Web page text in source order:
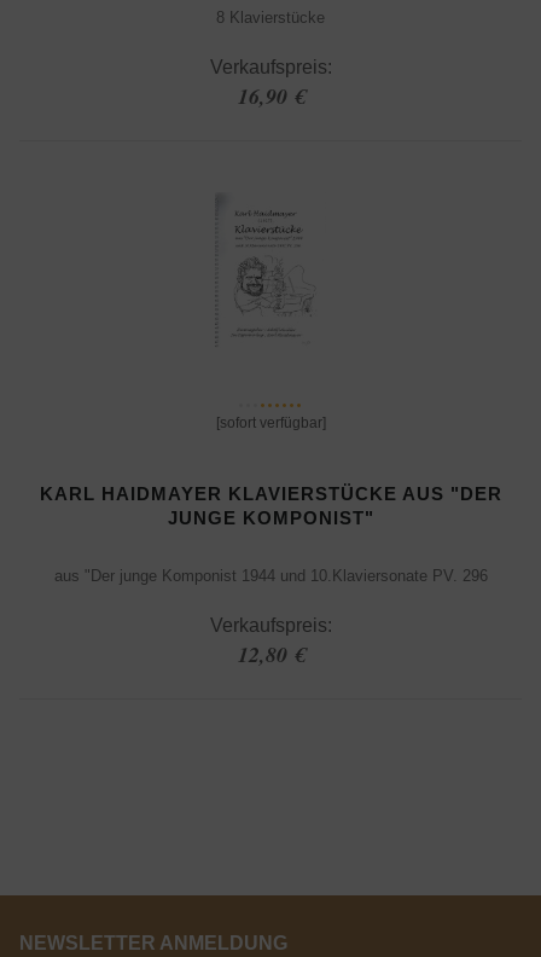
8 Klavierstücke
Verkaufspreis:
16,90 €
[sofort verfügbar]
KARL HAIDMAYER KLAVIERSTÜCKE AUS "DER
JUNGE KOMPONIST"
aus "Der junge Komponist 1944 und 10.Klaviersonate PV. 296
Verkaufspreis:
12,80 €
NEWSLETTER ANMELDUNG